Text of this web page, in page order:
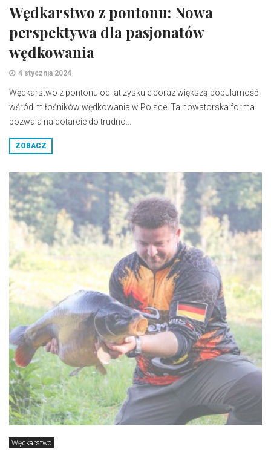
Wędkarstwo z pontonu: Nowa
perspektywa dla pasjonatów
wędkowania
4 stycznia 2024
Wędkarstwo z pontonu od lat zyskuje coraz większą popularność
wśród miłośników wędkowania w Polsce. Ta nowatorska forma
pozwala na dotarcie do trudno...
ZOBACZ
Wędkarstwo